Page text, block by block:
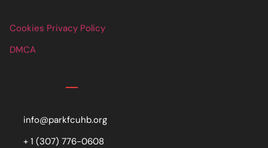
Cookies Privacy Policy
DMCA
info@parkfcuhb.org
+ 1 (307) 776-0608